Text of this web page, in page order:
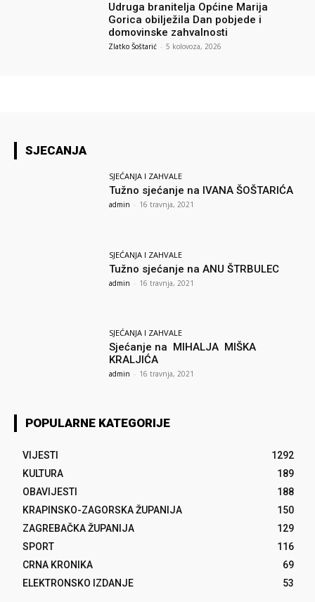
Udruga branitelja Općine Marija
Gorica obilježila Dan pobjede i
domovinske zahvalnosti
Zlatko Šoštarić - 5 kolovoza, 2026
SJECANJA
SJEĆANJA I ZAHVALE
Tužno sjećanje na IVANA ŠOŠTARIĆA
admin - 16 travnja, 2021
SJEĆANJA I ZAHVALE
Tužno sjećanje na ANU ŠTRBULEC
admin - 16 travnja, 2021
SJEĆANJA I ZAHVALE
Sjećanje na MIHALJA MIŠKA
KRALJIĆA
admin - 16 travnja, 2021
POPULARNE KATEGORIJE
VIJESTI
1292
KULTURA
189
OBAVIJESTI
188
KRAPINSKO-ZAGORSKA ŽUPANIJA
150
ZAGREBAČKA ŽUPANIJA
129
SPORT
116
CRNA KRONIKA
69
ELEKTRONSKO IZDANJE
53